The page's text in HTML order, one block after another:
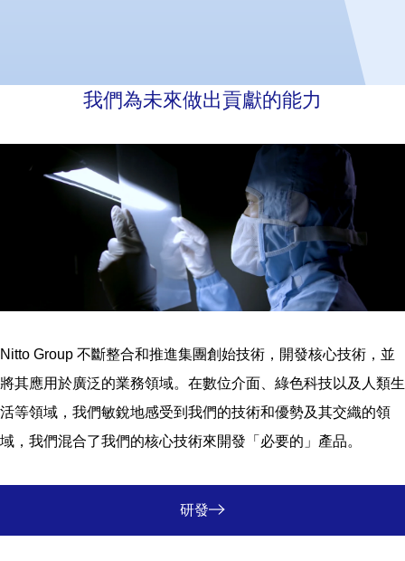
我們為未來做出貢獻的能力
Nitto Group 不斷整合和推進集團創始技術，開發核心技術，並
將其應用於廣泛的業務領域。在數位介面、綠色科技以及人類生
活等領域，我們敏銳地感受到我們的技術和優勢及其交織的領
域，我們混合了我們的核心技術來開發「必要的」產品。
研發